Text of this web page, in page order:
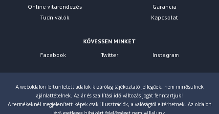
Online vitarendezés
Tudnivalók
Garancia
Kapcsolat
KÖVESSEN MINKET
Facebook
Twitter Instagram
A weboldalon feltüntetett adatok kizárólag tájékoztató jellegűek, nem minősülnek
ajánlattételnek. Az ár és szállítási idő változás jogát fenntartjuk!
A termékeknél megjelenített képek csak illusztrációk, a valóságtól eltérhetnek. Az oldalon